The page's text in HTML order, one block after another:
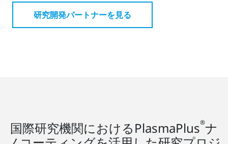
研究開発パートナーを見る
国際研究機関におけるPlasmaPlus®ナ